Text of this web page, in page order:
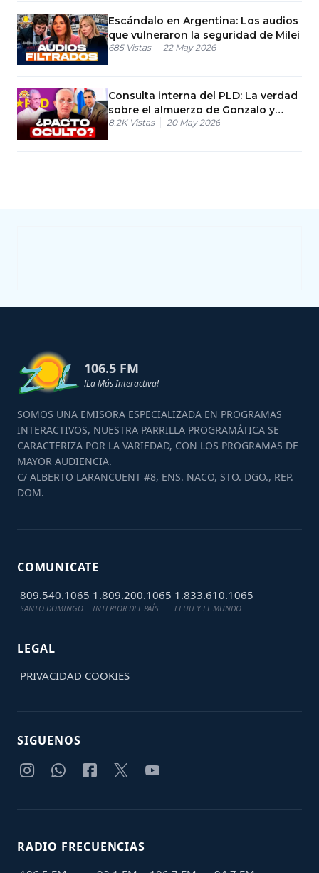
Escándalo en Argentina: Los audios
que vulneraron la seguridad de Milei
685 Vistas 22 May 2026
Consulta interna del PLD: La verdad
sobre el almuerzo de Gonzalo y
Francisco Javier
8.2K Vistas 20 May 2026
106.5 FM
!La Más Interactiva!
SOMOS UNA EMISORA ESPECIALIZADA EN PROGRAMAS
INTERACTIVOS, NUESTRA PARRILLA PROGRAMÁTICA SE
CARACTERIZA POR LA VARIEDAD, CON LOS PROGRAMAS DE
MAYOR AUDIENCIA.
C/ ALBERTO LARANCUENT #8, ENS. NACO, STO. DGO., REP.
DOM.
COMUNICATE
809.540.1065
SANTO DOMINGO
1.809.200.1065
INTERIOR DEL PAÍS
1.833.610.1065
EEUU Y EL MUNDO
LEGAL
PRIVACIDAD COOKIES
SIGUENOS
RADIO FRECUENCIAS